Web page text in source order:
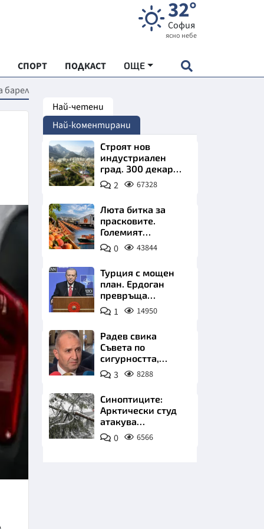
32°
София
ясно небе
СПОРТ ПОДКАСТ ОЩЕ
"ЧУДЕСАТА НА БЪЛГАРИЯ"
ХРАНА
барел
Най-четени
Най-коментирани
Строят нов
индустриален
град. 300 декара
чакат златни
заводи
2 67328
Люта битка за
прасковите.
Големият
победител е
Турция
0 43844
Турция с мощен
план. Ердоган
превръща
Джейхан в
петролно чудо
1 14950
Радев свика
Съвета по
сигурността,
следва ключово
изявление
3 8288
Синоптиците:
Арктически студ
атакува
Балканите.
Фалшивата зима
0 6566